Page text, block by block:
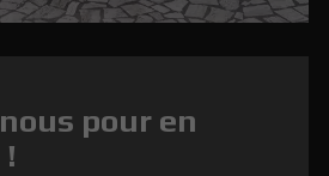
pour en